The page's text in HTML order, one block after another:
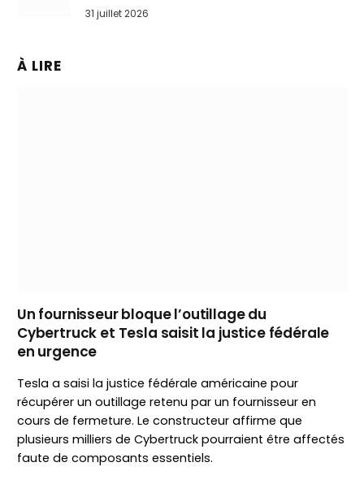
31 juillet 2026
À LIRE
Un fournisseur bloque l’outillage du
Cybertruck et Tesla saisit la justice fédérale
en urgence
Tesla a saisi la justice fédérale américaine pour
récupérer un outillage retenu par un fournisseur en
cours de fermeture. Le constructeur affirme que
plusieurs milliers de Cybertruck pourraient être affectés
faute de composants essentiels.